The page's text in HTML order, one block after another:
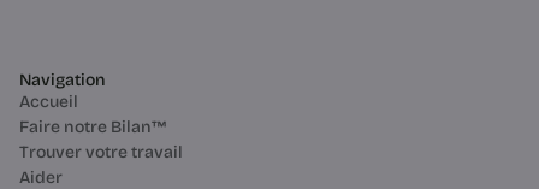
Navigation
Accueil
Faire notre Bilan™
Trouver votre travail
Aider